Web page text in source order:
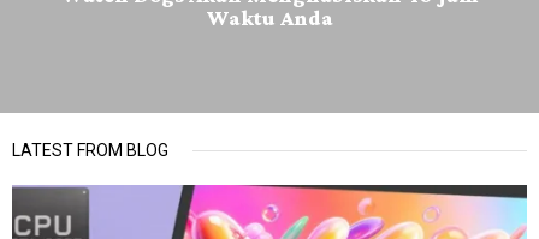
Waktu Anda
LATEST FROM BLOG